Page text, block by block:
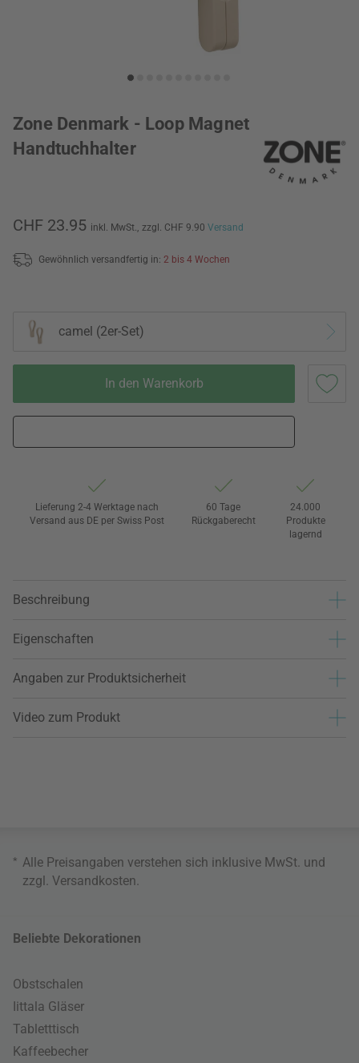
Zone Denmark - Loop Magnet
Handtuchhalter
CHF 23.95 inkl. MwSt., zzgl. CHF 9.90 Versand
Gewöhnlich versandfertig in: 2 bis 4 Wochen
camel (2er-Set)
In den Warenkorb
Lieferung 2-4 Werktage nach
Versand aus DE per Swiss Post
60 Tage
Rückgaberecht
24.000
Produkte
lagernd
Beschreibung
Eigenschaften
Angaben zur Produktsicherheit
Video zum Produkt
* Alle Preisangaben verstehen sich inklusive MwSt. und
zzgl. Versandkosten
Beliebte Dekorationen
Obstschalen
Iittala Gläser
Tabletttisch
Kaffeebecher